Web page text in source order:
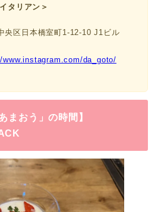
タリアン＞
央区日本橋室町1-12-10 J1ビル
www.instagram.com/da_goto/
まおう」の時間】